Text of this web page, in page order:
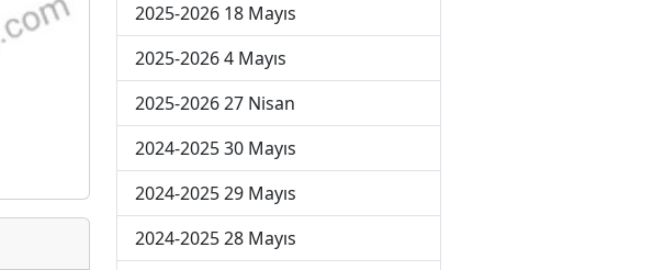
2025-2026 18 Mayıs
2025-2026 4 Mayıs
2025-2026 27 Nisan
2024-2025 30 Mayıs
2024-2025 29 Mayıs
2024-2025 28 Mayıs